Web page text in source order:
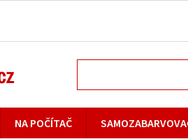
NA POČÍTAČ